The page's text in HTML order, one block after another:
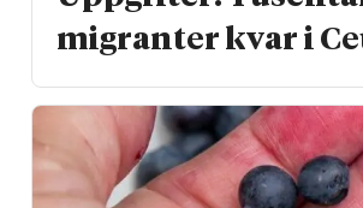
migranter kvar i